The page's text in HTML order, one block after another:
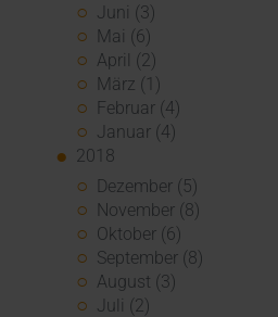
Juni (3)
Mai (6)
April (2)
März (1)
Februar (4)
Januar (4)
2018
Dezember (5)
November (8)
Oktober (6)
September (8)
August (3)
Juli (2)